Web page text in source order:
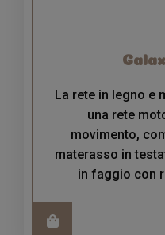
La rete in legno e
una rete
movimento,
materasso in
in faggio con